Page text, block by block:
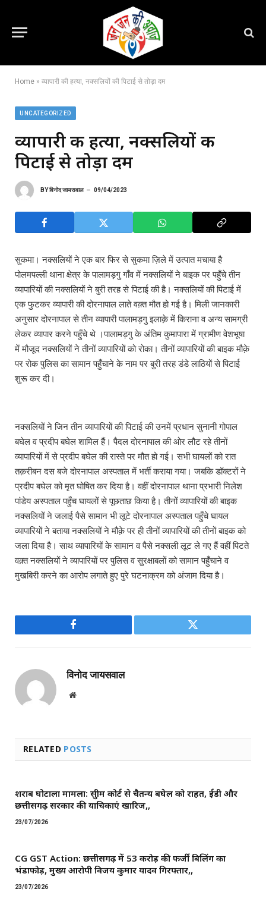
Home » व्यापारी की हत्या, नक्सलियों की पिटाई से तोड़ा दम
UNCATEGORIZED
व्यापारी की हत्या, नक्सलियों की
पिटाई से तोड़ा दम
BYविनोद जायसवाल 09/04/2023
सुकमा। नक्सलियों ने एक बार फिर से सुकमा ज़िले में उत्पात मचाया है
पोलमपल्ली थाना क्षेत्र के पालामड़गु गाँव में नक्सलियों ने बाइक पर पहुँचे तीन
व्यापारियों की नक्सलियों ने बुरी तरह से पिटाई की है। नक्सलियों की पिटाई में
एक फुटकर व्यापारी की दोरनापाल लाते वक़्त मौत हो गई है। मिली जानकारी
अनुसार दोरनापाल से तीन व्यापारी पालामड़गु इलाक़े में किराना व अन्य सामग्री
लेकर व्यापार करने पहुँचे थे ।पालामड़गु के अंतिम कुमापारा में ग्रामीण वेशभूषा
में मौजूद नक्सलियों ने तीनों व्यापारियों को रोका। तीनों व्यापारियों की बाइक मौक़े
पर रोक पुलिस का सामान पहुँचाने के नाम पर बुरी तरह डंडे लाठियों से पिटाई
शुरू कर दी।
नक्सलियों ने जिन तीन व्यापारियों की पिटाई की उनमें प्रधान सुनानी गोपाल
बघेल व प्रदीप बघेल शामिल हैं। पैदल दोरनापाल की ओर लौट रहे तीनों
व्यापारियों में से प्रदीप बघेल की रास्ते पर मौत हो गई। सभी घायलों को रात
तक़रीबन दस बजे दोरनापाल अस्पताल में भर्ती कराया गया। जबकि डॉक्टरों ने
प्रदीप बघेल को मृत घोषित कर दिया है। वहीं दोरनापाल थाना प्रभारी निलेश
पांडेय अस्पताल पहुँच घायलों से पूछताछ किया है। तीनों व्यापारियों की बाइक
नक्सलियों ने जलाई पैसे सामान भी लूटे दोरनापाल अस्पताल पहुँचे घायल
व्यापारियों ने बताया नक्सलियों ने मौक़े पर ही तीनों व्यापारियों की तीनों बाइक को
जला दिया है। साथ व्यापारियों के सामान व पैसे नक्सली लूट ले गए हैं वहीं पिटते
वक़्त नक्सलियों ने व्यापारियों पर पुलिस व सुरक्षाबलों को सामान पहुँचाने व
मुखबिरी करने का आरोप लगाते हुए पुरे घटनाक्रम को अंजाम दिया है।
Facebook Twitter
विनोद जायसवाल
Website
RELATED POSTS
शराब घोटाला मामला: सुप्रीम कोर्ट से चैतन्य बघेल को राहत, ईडी और
छत्तीसगढ़ सरकार की याचिकाएं खारिज,,
23/07/2026
CG GST Action: छत्तीसगढ़ में 53 करोड़ की फर्जी बिलिंग का
भंडाफोड़, मुख्य आरोपी विजय कुमार यादव गिरफ्तार,,
23/07/2026